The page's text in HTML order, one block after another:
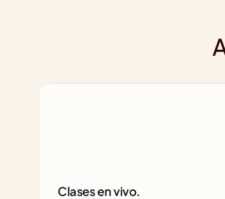
Clases en vivo.